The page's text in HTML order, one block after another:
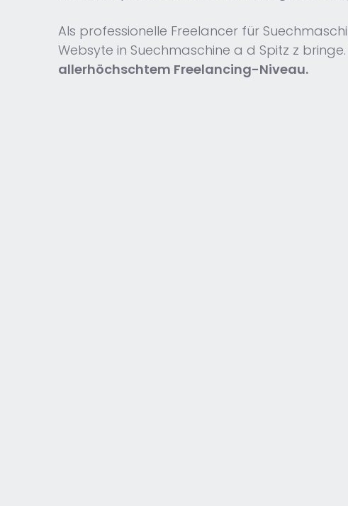
Als professionelle Freelancer für
Websyte in Suechmaschine a d Spitz z bringe.
allerhöchschtem Freelancing-Niveau.